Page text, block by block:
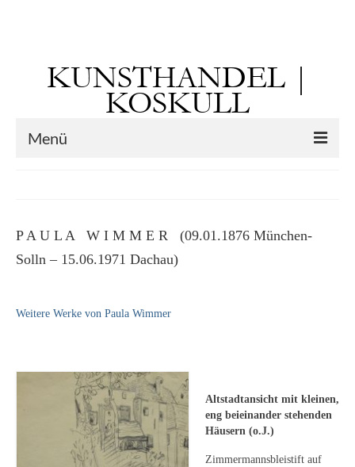
KUNSTHANDEL |
KOSKULL
Menü
George Paice
Johann Georg Strobel
Ludwig Martin Wilberg
P A U L A W I M M E R (09.01.1876 München-
Solln – 15.06.1971 Dachau)
Weitere Werke von Paula Wimmer
Altstadtansicht mit kleinen,
eng beieinander stehenden
Häusern (o.J.)
Zimmermannsbleistift auf